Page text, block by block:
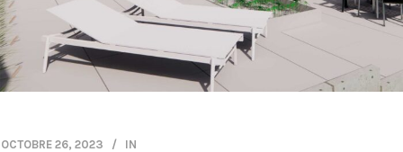
OCTOBRE 26, 2023 IN